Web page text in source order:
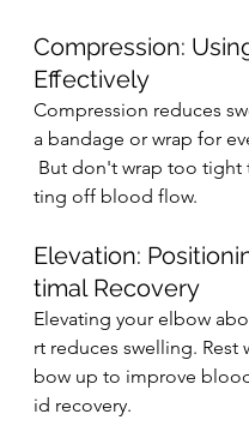
Compression:
Effectively
Compression reduces
a bandage or wrap for
But don't wrap too tight
ting off blood flow.
Elevation:
timal Recovery
Elevating your elbow
rt reduces swelling. Rest
bow up to improve
id recovery.